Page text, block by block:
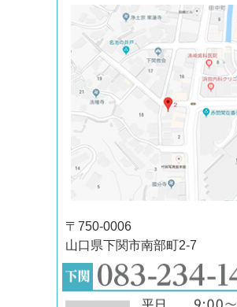
〒750-0006
山口県下関市南部町2-7